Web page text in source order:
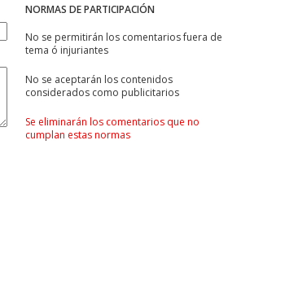
NORMAS DE PARTICIPACIÓN
No se permitirán los comentarios fuera de
tema ó injuriantes
No se aceptarán los contenidos
considerados como publicitarios
Se eliminarán los comentarios que no
cumplan estas normas